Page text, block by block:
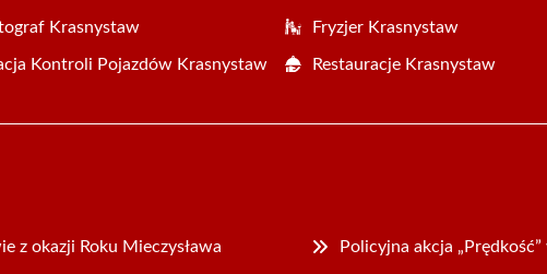
Krasnystaw Fryzjer Krasnystaw
Kontroli Pojazdów Krasnystaw Restauracje Krasnystaw
z okazji Roku Mieczysława
Policyjna akcja